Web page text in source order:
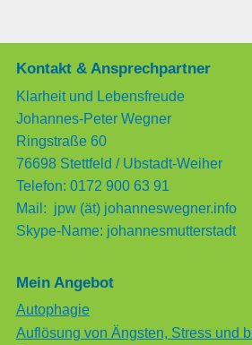
Kontakt & Ansprechpartner
Klarheit und Lebensfreude
Johannes-Peter Wegner
Ringstraße 60
76698 Stettfeld / Ubstadt-Weiher
Telefon: 0172 900 63 91
Mail: jpw (ät) johanneswegner.info
Skype-Name: johannesmutterstadt
Mein Angebot
Autophagie
Auflösung von Ängsten, Stress und